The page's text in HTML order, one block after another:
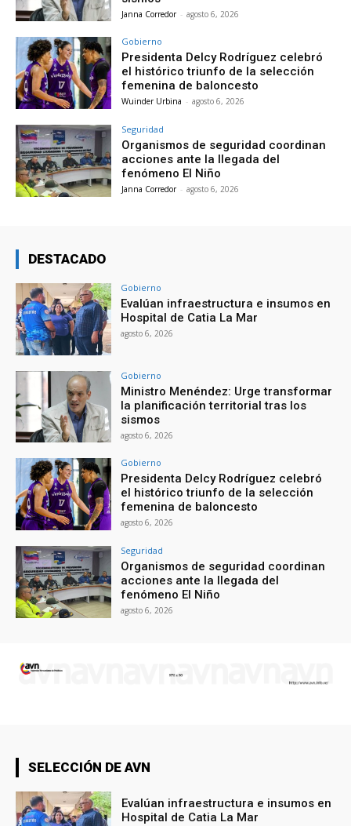
Janna Corredor - agosto 6, 2026
Gobierno
Presidenta Delcy Rodríguez celebró
el histórico triunfo de la selección
femenina de baloncesto
Wuinder Urbina - agosto 6, 2026
Seguridad
Organismos de seguridad coordinan
acciones ante la llegada del
fenómeno El Niño
Janna Corredor - agosto 6, 2026
DESTACADO
Gobierno
Evalúan infraestructura e insumos en
Hospital de Catia La Mar
agosto 6, 2026
Gobierno
Ministro Menéndez: Urge transformar
la planificación territorial tras los
sismos
agosto 6, 2026
Gobierno
Presidenta Delcy Rodríguez celebró
el histórico triunfo de la selección
femenina de baloncesto
agosto 6, 2026
Seguridad
Organismos de seguridad coordinan
acciones ante la llegada del
fenómeno El Niño
agosto 6, 2026
SELECCIÓN DE AVN
Evalúan infraestructura e insumos en
Hospital de Catia La Mar